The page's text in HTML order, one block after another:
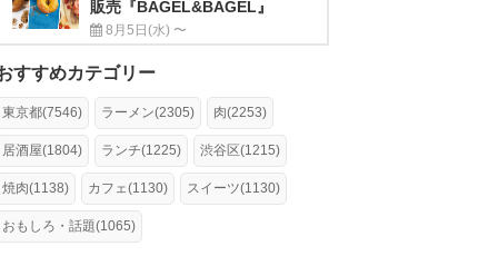
販売『BAGEL&BAGEL』
8月5日(水) 〜
すすめカテゴリー
東京都(7546) ラーメン(2305) 肉(2253)
居酒屋(1804) ランチ(1225) 渋谷区(1215)
焼肉(1138) カフェ(1130) スイーツ(1130)
おもしろ・話題(1065)